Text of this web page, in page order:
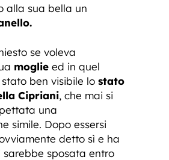
alla sua bella un
se voleva
moglie ed in quel
ben visibile lo stato
Cipriani, che mai si
una
simile. Dopo essersi
detto sì e ha
sarebbe sposata entro